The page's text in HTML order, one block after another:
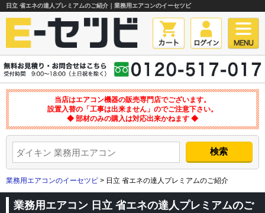
日立 省エネの達人プレミアムのご紹介｜業務用エアコンのイーセツビ
当店はエアコン機器の販売専門店でございます。
設置入替の「工事は出来ません」のでご注意下さい。
◆ 部材のみの購入は対応出来かねます ◆
業務用エアコンのイーセツビ > 日立 省エネの達人プレミアムのご紹介
業務用エアコン 日立 省エネの達人プレミアムのご